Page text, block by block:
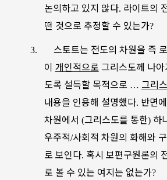
논의하고 있지 않다. 라이트의
떤 것으로 추정할 수 있는가?
3. 스토트는 전도의 차원을 즉
이 개인적으로 그리스도께 나
도록 설득할 목적으로 … 그리
내용을 인용해 설명했다. 반면에
차원에서 (그리스도를 통한) 하
우주적/사회적 차원의 화해와
로 보인다. 혹시 보편구원론의
로 볼 수 있는 여지는 없는가?